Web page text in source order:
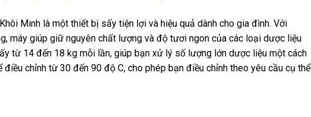
Minh là một thiết bị sấy tiện lợi và hiệu quả dành cho gia đình. Với
máy giúp giữ nguyên chất lượng và độ tươi ngon của các loại dược liệu
từ 14 đến 18 kg mỗi lần, giúp bạn xử lý số lượng lớn dược liệu một cách
điều chỉnh từ 30 đến 90 độ C, cho phép bạn điều chỉnh theo yêu cầu cụ thể